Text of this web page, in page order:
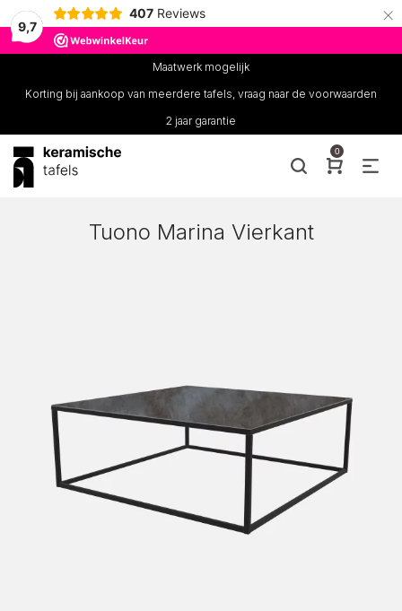
9,7
407 Reviews ×
Maatwerk mogelijk
Korting bij aankoop van meerdere tafels, vraag naar de voorwaarden
2 jaar garantie
0
Tuono Marina Vierkant